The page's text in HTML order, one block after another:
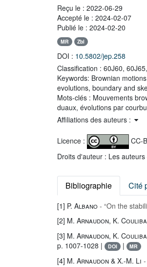
Reçu le : 2022-06-29
Accepté le : 2024-02-07
Publié le : 2024-02-20
MR Zbl
DOI : 10.5802/jep.258
Classification : 60J60,
Keywords: Brownian
evolutions, boundary and
Mots-clés : Mouvements
duaux, évolutions par
Affiliations des auteurs :
Licence :
CC-
Droits d'auteur : Les
Bibliographie Cité
[1] P. Albano - “On the
[2] M. Arnaudon, K.
[3] M. Arnaudon, K.
p. 1007-1028 |
DOI | MR
[4] M. Arnaudon & X.-M. Li